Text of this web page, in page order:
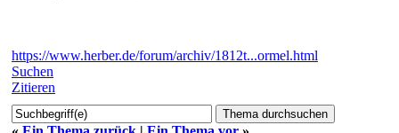
https://www.herber.de/forum/archiv/1812t...ormel.html
Suchen
Zitieren